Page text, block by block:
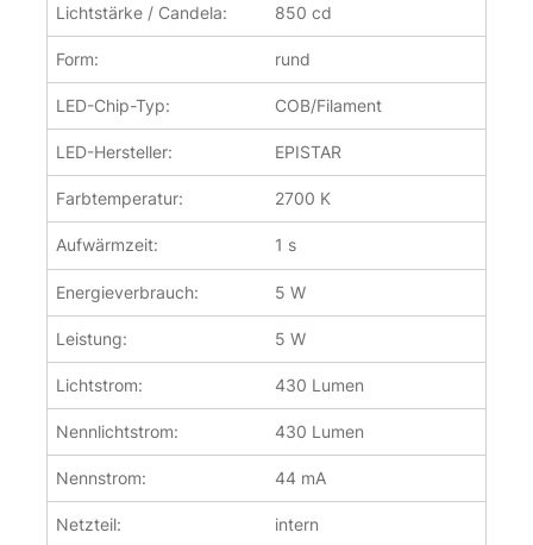
Lichtstärke / Candela: 850 cd
Form: rund
LED-Chip-Typ: COB/Filament
LED-Hersteller: EPISTAR
Farbtemperatur: 2700 K
Aufwärmzeit: 1 s
Energieverbrauch: 5 W
Leistung: 5 W
Lichtstrom: 430 Lumen
Nennlichtstrom: 430 Lumen
Nennstrom: 44 mA
Netzteil: intern